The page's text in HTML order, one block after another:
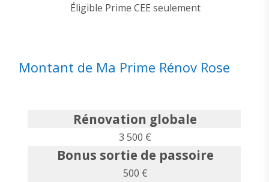
Éligible Prime CEE seulement
Montant de Ma Prime Rénov Rose
Rénovation globale
3 500 €
Bonus sortie de passoire
500 €